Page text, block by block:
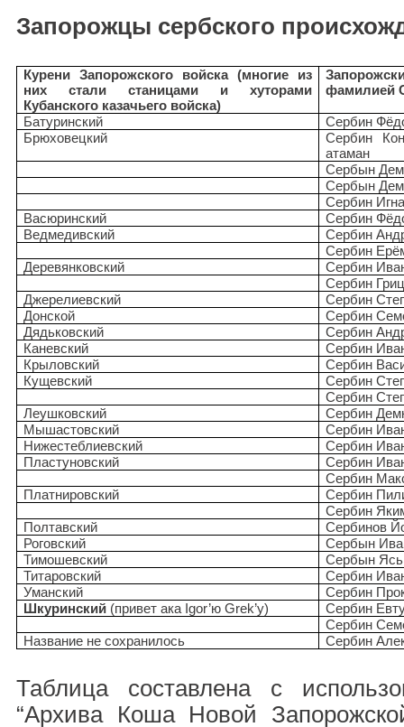
Запорожцы сербского
Курени Запорожского войска (многие из
них стали станицами и хуторами
Кубанского казачьего войска)
фамилией
Батуринский
Сербин
Брюховецкий
Сербин
атаман
Сербын
Сербын
Сербин
Васюринский
Сербин
Ведмедивский
Сербин
Сербин
Деревянковский
Сербин
Сербин
Джерелиевский
Сербин
Донской
Сербин
Дядьковский
Сербин
Каневский
Сербин
Крыловский
Сербин
Кущевский
Сербин
Сербин
Леушковский
Сербин
Мышастовский
Сербин
Нижестеблиевский
Сербин
Пластуновский
Сербин
Сербин
Платнировский
Сербин
Сербин
Полтавский
Сербинов
Роговский
Сербын
Тимошевский
Сербын
Титаровский
Сербин
Уманский
Сербин
Шкуринский (привет ака Igor’ю Grek’у)
Сербин
Сербин
Название не сохранилось
Сербин
Таблица составлена с
“Архива Коша Новой